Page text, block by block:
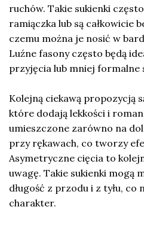
ruchów. Takie sukienki
ramiączka lub są całkowicie
czemu można je nosić w
Luźne fasony często będą
przyjęcia lub mniej formalne
Kolejną ciekawą propozycją
które dodają lekkości i
umieszczone zarówno na
przy rękawach, co tworzy
Asymetryczne cięcia to
uwagę. Takie sukienki mogą
długość z przodu i z tyłu, co
charakter.